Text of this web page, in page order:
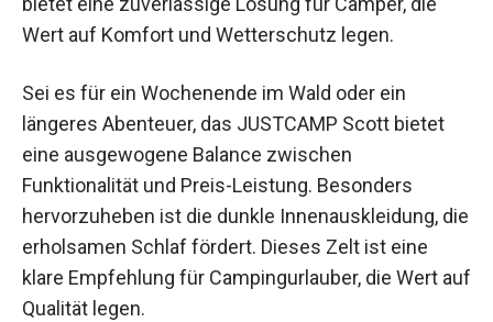
Wert auf Komfort und Wetterschutz legen.
Sei es für ein Wochenende im Wald oder ein
längeres Abenteuer, das JUSTCAMP Scott bietet
eine ausgewogene Balance zwischen
Funktionalität und Preis-Leistung. Besonders
hervorzuheben ist die dunkle Innenauskleidung, die
erholsamen Schlaf fördert. Dieses Zelt ist eine
klare Empfehlung für Campingurlauber, die Wert auf
Qualität legen.